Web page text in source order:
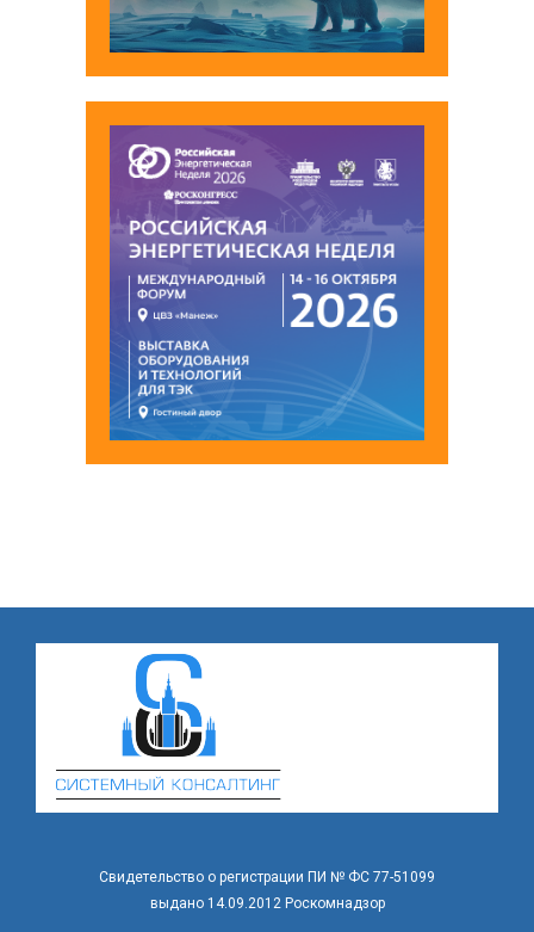
Свидетельство о регистрации ПИ № ФС 77-51099
выдано 14.09.2012 Роскомнадзор